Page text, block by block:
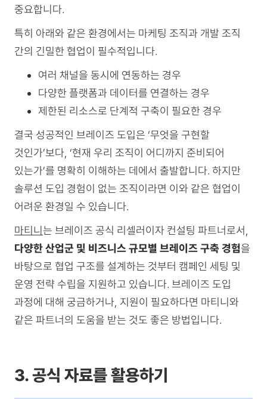
중요합니다.
특히 아래와 같은 환경에서는 마케팅 조직과 개발 조직
간의 긴밀한 협업이 필수적입니다.
여러 채널을 동시에 연동하는 경우
다양한 플랫폼과 데이터를 연결하는 경우
제한된 리소스로 단계적 구축이 필요한 경우
결국 성공적인 브레이즈 도입은 ‘무엇을 구현할
것인가’보다, ‘현재 우리 조직이 어디까지 준비되어
있는가’를 명확히 이해하는 데에서 출발합니다. 하지만
솔루션 도입 경험이 없는 조직이라면 이와 같은 협업이
어려운 환경일 수 있습니다.
마티니 는 브레이즈 공식 리셀러이자 컨설팅 파트너로서,
다양한 산업군 및 비즈니스 규모별 브레이즈 구축 경험을
바탕으로 협업 구조를 설계하는 것부터 캠페인 세팅 및
운영 전략 수립을 지원하고 있습니다. 브레이즈 도입
과정에 대해 궁금하거나, 지원이 필요하다면 마티니와
같은 파트너의 도움을 받는 것도 좋은 방법입니다.
3. 공식 자료를 활용하기